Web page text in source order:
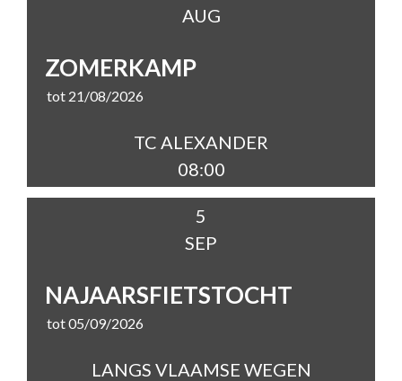
AUG
ZOMERKAMP
tot 21/08/2026
TC ALEXANDER
08:00
5
SEP
NAJAARSFIETSTOCHT
tot 05/09/2026
LANGS VLAAMSE WEGEN